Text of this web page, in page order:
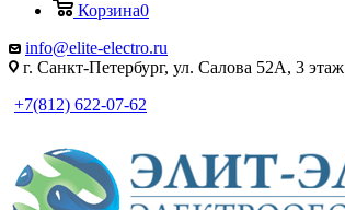
Корзина0
info@elite-electro.ru
г. Санкт-Петербург, ул. Салова 52А, 3 этаж
+7(812) 622-07-62